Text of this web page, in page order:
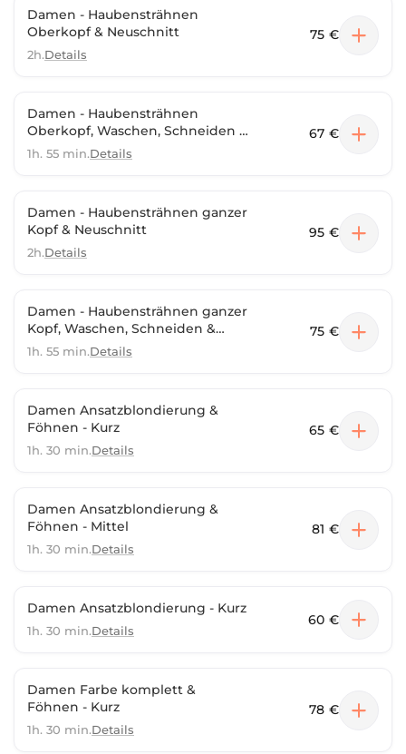
Damen - Haubensträhnen
Oberkopf & Neuschnitt
2h.Details
75 €
Damen - Haubensträhnen
Oberkopf, Waschen, Schneiden &
selber Föhnen
1h. 55 min.Details
67 €
Damen - Haubensträhnen ganzer
Kopf & Neuschnitt
2h.Details
95 €
Damen - Haubensträhnen ganzer
Kopf, Waschen, Schneiden &
selber Föhnen
1h. 55 min.Details
75 €
Damen Ansatzblondierung &
Föhnen - Kurz
1h. 30 min.Details
65 €
Damen Ansatzblondierung &
Föhnen - Mittel
1h. 30 min.Details
81 €
Damen Ansatzblondierung - Kurz
1h. 30 min.Details
60 €
Damen Farbe komplett &
Föhnen - Kurz
1h. 30 min.Details
78 €